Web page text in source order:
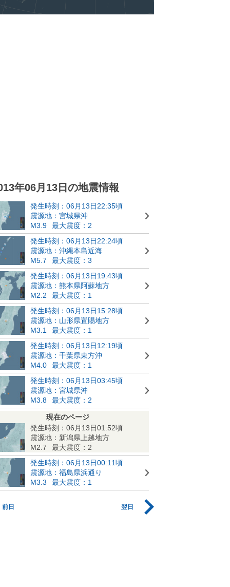
年06月13日の地震情報
発生時刻：06月13日22:35頃
震源地：宮城県沖
M3.9
最大震度：2
発生時刻：06月13日22:24頃
震源地：沖縄本島近海
M5.7
最大震度：3
発生時刻：06月13日19:43頃
震源地：熊本県阿蘇地方
M2.2
最大震度：1
発生時刻：06月13日15:28頃
震源地：山形県置賜地方
M3.1
最大震度：1
発生時刻：06月13日12:19頃
震源地：千葉県東方沖
M4.0
最大震度：1
発生時刻：06月13日03:45頃
震源地：宮城県沖
M3.8
最大震度：2
現在のページ
発生時刻：06月13日01:52頃
震源地：新潟県上越地方
M2.7
最大震度：2
発生時刻：06月13日00:11頃
震源地：福島県浜通り
M3.3
最大震度：1
前日 翌日